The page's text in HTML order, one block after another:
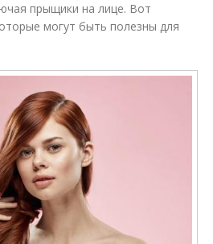
прыщики на лице. Вот
могут быть полезны для